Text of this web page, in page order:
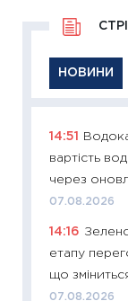
НОВИНИ
14:51
вартість
через
07.08.2026
14:16
етапу
що
07.08.2026